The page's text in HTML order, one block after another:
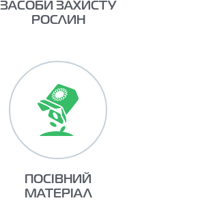
ЗАСОБИ ЗАХИСТУ
РОСЛИН
ПОСІВНИЙ
МАТЕРІАЛ